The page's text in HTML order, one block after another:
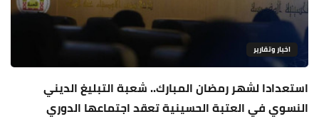
اخبار وتقارير
استعدادا لشهر رمضان المبارك.. شعبة التبليغ الديني
النسوي في العتبة الحسينية تعقد اجتماعها الدوري